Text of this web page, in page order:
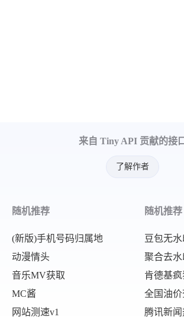
来自 Tiny API 贡献的接
了解作者
随机推荐
(新版)手机号码归属地
动漫情头
音乐MV获取
MC酱
网站测速v1
随机推荐
豆包无
聚合去
肯德基
全国油价
腾讯新